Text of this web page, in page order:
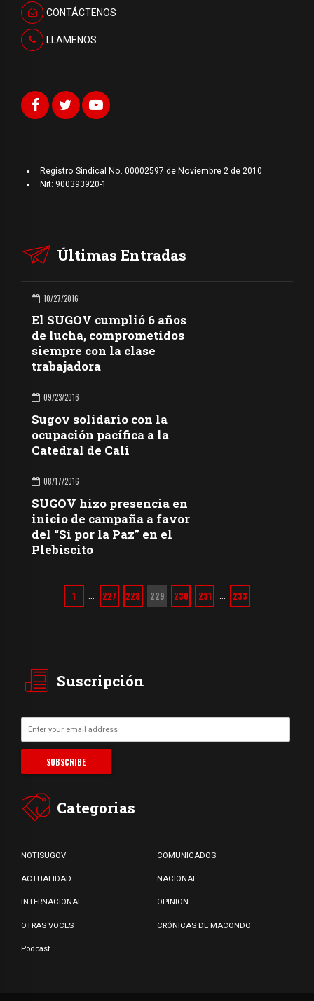
CONTÁCTENOS
LLAMENOS
Registro Sindical No. 00002597 de Noviembre 2 de 2010
Nit: 900393920-1
Últimas Entradas
10/27/2016
El SUGOV cumplió 6 años
de lucha, comprometidos
siempre con la clase
trabajadora
09/23/2016
Sugov solidario con la
ocupación pacífica a la
Catedral de Cali
08/17/2016
SUGOV hizo presencia en
inicio de campaña a favor
del “Sí por la Paz” en el
Plebiscito
1 … 227 228 229 230 231 … 233
Suscripción
Categorias
NOTISUGOV COMUNICADOS
ACTUALIDAD NACIONAL
INTERNACIONAL OPINION
OTRAS VOCES CRÓNICAS DE MACONDO
Podcast